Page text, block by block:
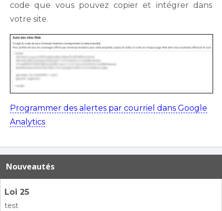
code que vous pouvez copier et intégrer dans
votre site.
Programmer des alertes par courriel dans Google
Analytics
Nouveautés
Loi 25
test